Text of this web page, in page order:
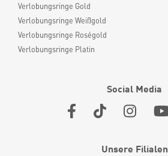
Verlobungsringe Gold
Verlobungsringe Weißgold
Verlobungsringe Roségold
Verlobungsringe Platin
Social Media
Unsere Filialen